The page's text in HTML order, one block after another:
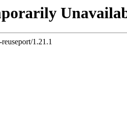
1.21.1